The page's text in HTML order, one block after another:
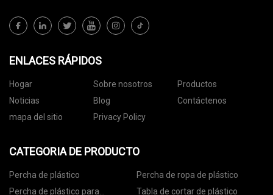
ENLACES RÁPIDOS
Hogar Sobre nosotros
Productos
Noticias
Blog
Contáctenos
mapa del sitio
Privacy Policy
CATEGORIA DE PRODUCTO
Percha de plástico
Percha de ropa de plástico
Percha de plástico para
Tabla de cortar de plástico